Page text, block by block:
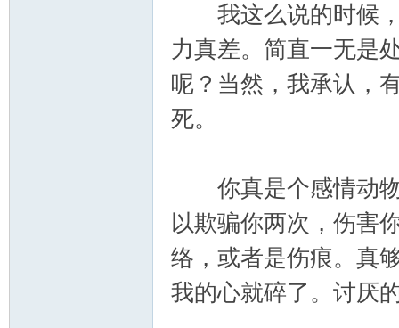
我这么说的时候，
力真差。简直一无是
呢？当然，我承认，
死。
你真是个感情动物
以欺骗你两次，伤害
络，或者是伤痕。真
我的心就碎了。讨厌